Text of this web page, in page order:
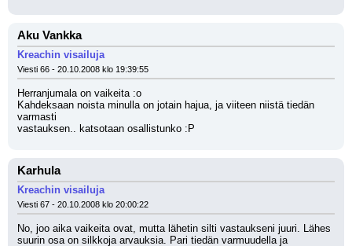
Aku Vankka
Kreachin visailuja
Viesti 66 - 20.10.2008 klo 19:39:55
Herranjumala on vaikeita :o
Kahdeksaan noista minulla on jotain hajua, ja viiteen niistä tiedän
varmasti
vastauksen.. katsotaan osallistunko :P
Karhula
Kreachin visailuja
Viesti 67 - 20.10.2008 klo 20:00:22
No, joo aika vaikeita ovat, mutta lähetin silti vastaukseni juuri. Lähes
suurin osa on silkkoja arvauksia. Pari tiedän varmuudella ja